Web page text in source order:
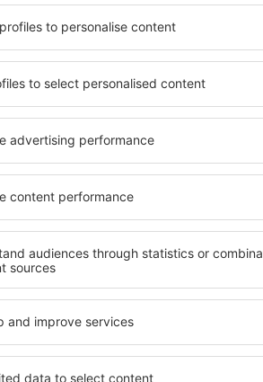
Fair
Korisno!
5
Excellent